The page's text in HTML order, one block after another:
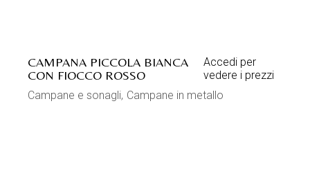
CAMPANA PICCOLA BIANCA
CON FIOCCO ROSSO
Accedi per
vedere i prezzi
Campane e sonagli Campane in metallo